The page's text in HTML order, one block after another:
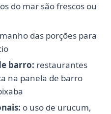
do mar são frescos ou
das porções para
barro: restaurantes
na panela de barro
o uso de urucum,